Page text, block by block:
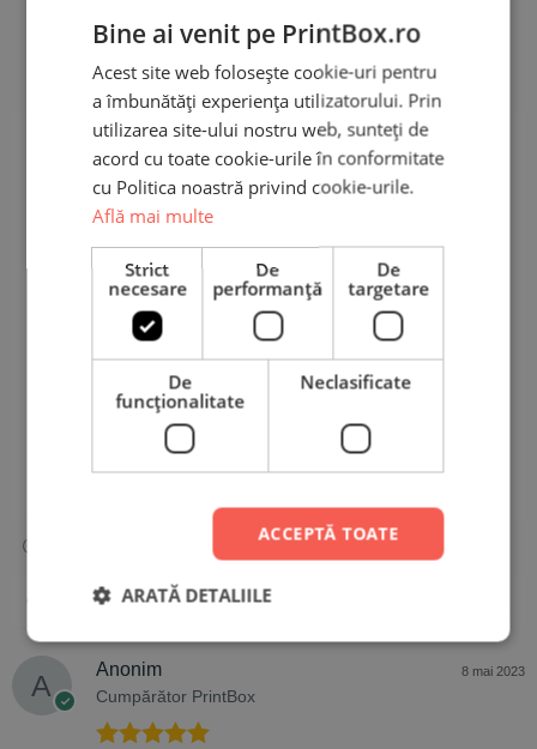
1 recenzie pentruPernă
Personalizată Baby Boy – Elefant
5,0
Adaugă o recenzie
5 stele
100%
4 stele
O recenzie
Anonim
Cumpărător PrintBox
8 mai 2023
Bine ai venit pe PrintBox.ro
Acest site web folosește cookie-uri pentru
a îmbunătăți experiența utilizatorului. Prin
utilizarea site-ului nostru web, sunteți de
acord cu toate cookie-urile în conformitate
cu Politica noastră privind cookie-urile.
Află mai multe
Strict
necesare
De
performanță
De
targetare
De
funcţionalitate
Neclasificate
ACCEPTĂ TOATE
ARATĂ DETALIILE